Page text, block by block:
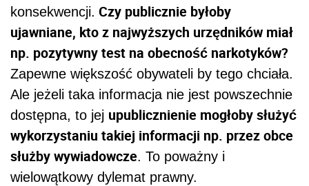
konsekwencji. Czy publicznie byłoby
ujawniane, kto z najwyższych urzędników miał
np. pozytywny test na obecność narkotyków?
Zapewne większość obywateli by tego chciała.
Ale jeżeli taka informacja nie jest powszechnie
dostępna, to jej upublicznienie mogłoby służyć
wykorzystaniu takiej informacji np. przez obce
służby wywiadowcze. To poważny i
wielowątkowy dylemat prawny.